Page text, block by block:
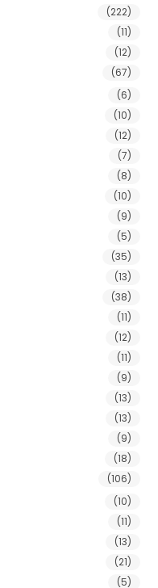
(222)
(11)
(12)
(67)
(6)
(10)
(12)
(7)
(8)
(10)
(9)
(5)
(35)
(13)
(38)
(11)
(12)
(11)
(9)
(13)
(13)
(9)
(18)
(106)
(10)
(11)
(13)
(21)
(5)